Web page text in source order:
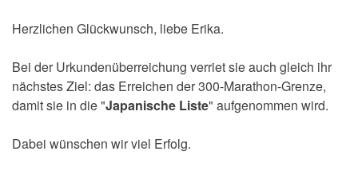
Herzlichen Glückwunsch, liebe Erika.
Bei der Urkundenüberreichung verriet sie auch gleich ihr
nächstes Ziel: das Erreichen der 300-Marathon-Grenze,
damit sie in die "Japanische Liste" aufgenommen wird.
Dabei wünschen wir viel Erfolg.